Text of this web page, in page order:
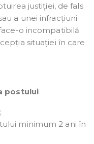
justiției, de fals
a unei infracțiuni
o incompatibilă
situației în care
postului
minimum 2 ani în